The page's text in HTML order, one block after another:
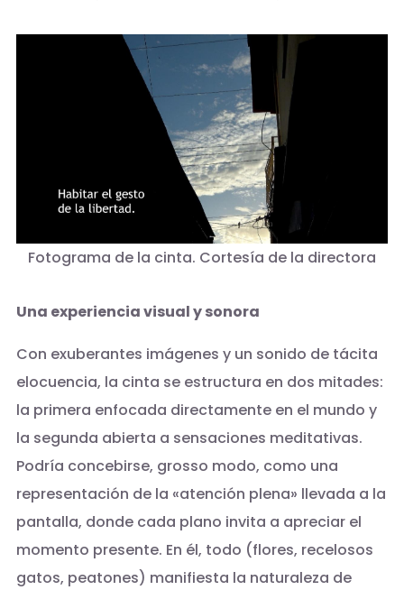
Fotograma de la cinta. Cortesía de la directora
Una experiencia visual y sonora
Con exuberantes imágenes y un sonido de tácita
elocuencia, la cinta se estructura en dos mitades:
la primera enfocada directamente en el mundo y
la segunda abierta a sensaciones meditativas.
Podría concebirse, grosso modo, como una
representación de la «atención plena» llevada a la
pantalla, donde cada plano invita a apreciar el
momento presente. En él, todo (flores, recelosos
gatos, peatones) manifiesta la naturaleza de